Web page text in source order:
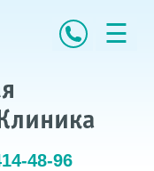
☰
48-96